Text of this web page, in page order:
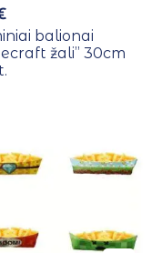
balionai
žali” 30cm